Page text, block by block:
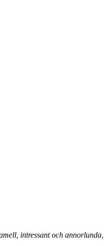
intressant och